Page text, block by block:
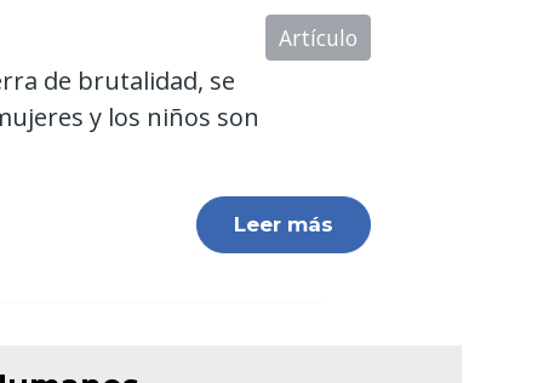
Artículo
de brutalidad, se
y los niños son
Leer más